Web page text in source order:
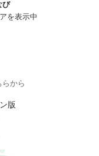
び
を表示中
から
版